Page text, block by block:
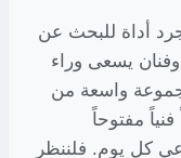
أداة للبحث عن
وفنان يسعى وراء
واسعة من
مفتوحاً
كل يوم. فلننظر